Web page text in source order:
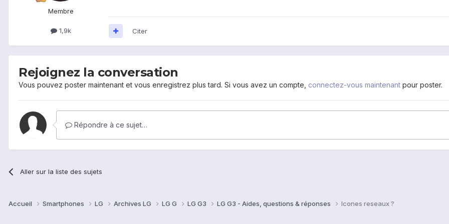
Membre
1,9k Citer
Rejoignez la conversation
Vous pouvez poster maintenant et vous enregistrez plus tard. Si vous avez un compte, connectez-vous maintenant pour poster.
Répondre à ce sujet…
Aller sur la liste des sujets
Accueil Smartphones LG Archives LG LG G LG G3 LG G3 - Aides, questions & réponses Icones reseaux ?